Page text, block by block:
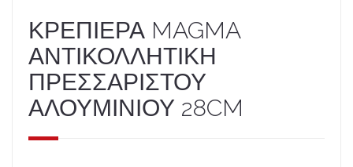
ΚΡΕΠΙΕΡΑ MAGMA
ΑΝΤΙΚΟΛΛΗΤΙΚΗ
ΠΡΕΣΣΑΡΙΣΤΟΥ
ΑΛΟΥΜΙΝΙΟΥ 28CM